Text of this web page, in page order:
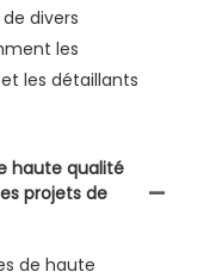
divers
les
les détaillants
haute qualité
projets de
de haute